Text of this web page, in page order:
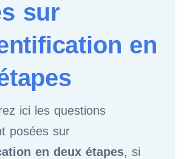
sur
en
ici les questions
posées sur
en deux étapes, si